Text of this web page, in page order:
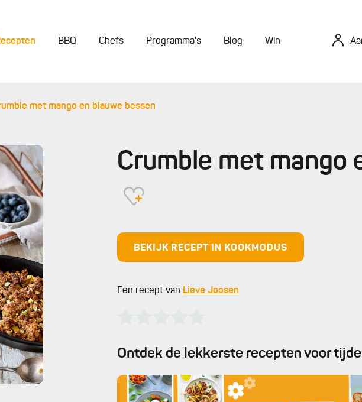
BBQ Chefs Programma's Blog Win
met mango en blauwe bessen
Crumble met mango
BEKIJK RECEPT IN KOOKMODUS
Een recept van Lieve Joosen
Ontdek de lekkerste recepten voor